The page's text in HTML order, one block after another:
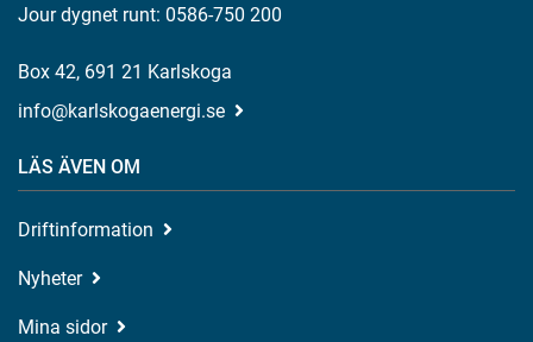
Jour dygnet runt: 0586-750 200
Box 42, 691 21 Karlskoga
info@karlskogaenergi.se
LÄS ÄVEN OM
Driftinformation
Nyheter
Mina sidor